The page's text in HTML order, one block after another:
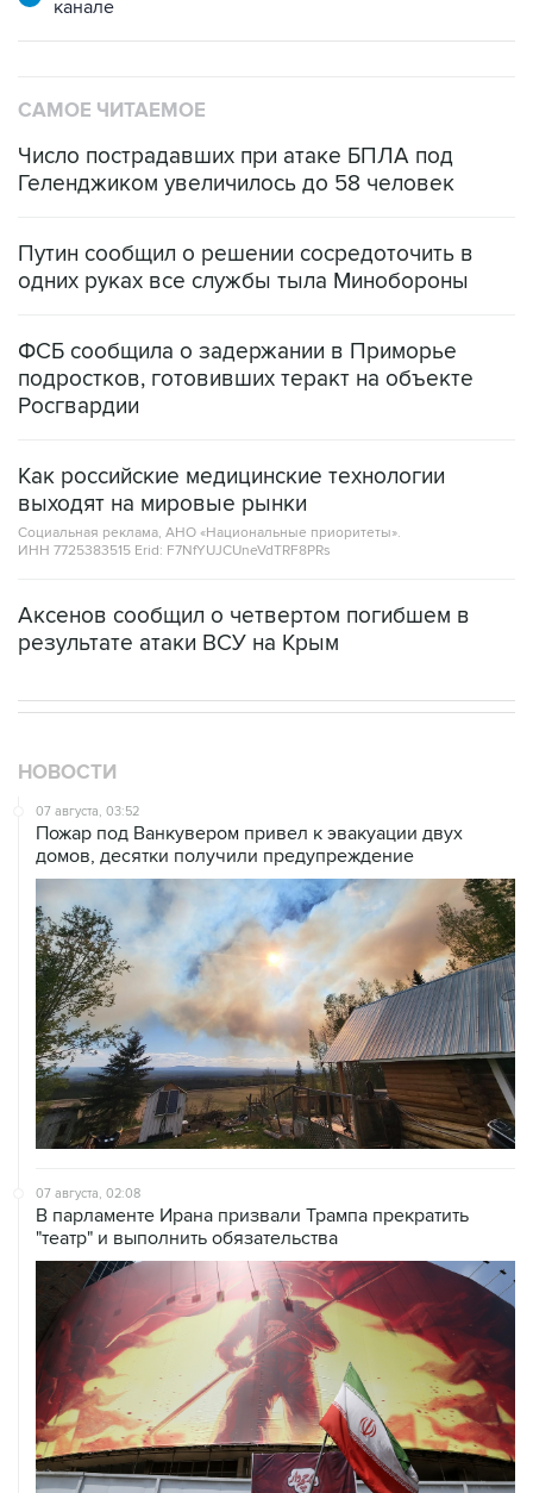
канале
САМОЕ ЧИТАЕМОЕ
Число пострадавших при атаке БПЛА под
Геленджиком увеличилось до 58 человек
Путин сообщил о решении сосредоточить в
одних руках все службы тыла Минобороны
ФСБ сообщила о задержании в Приморье
подростков, готовивших теракт на объекте
Росгвардии
Как российские медицинские технологии
выходят на мировые рынки
Социальная реклама, АНО «Национальные приоритеты».
ИНН 7725383515 Erid: F7NfYUJCUneVdTRF8PRs
Аксенов сообщил о четвертом погибшем в
результате атаки ВСУ на Крым
НОВОСТИ
07 августа, 03:52
Пожар под Ванкувером привел к эвакуации двух
домов, десятки получили предупреждение
07 августа, 02:08
В парламенте Ирана призвали Трампа прекратить
"театр" и выполнить обязательства